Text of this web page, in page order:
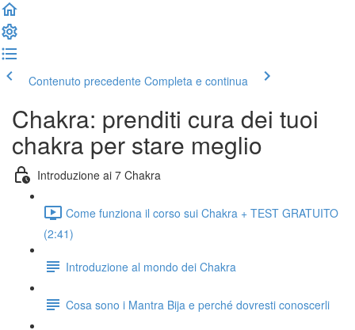
Contenuto precedente Completa e continua
Chakra: prenditi cura dei tuoi
chakra per stare meglio
Introduzione ai 7 Chakra
Come funziona il corso sui Chakra + TEST GRATUITO
(2:41)
Introduzione al mondo dei Chakra
Cosa sono i Mantra Bija e perché dovresti conoscerli